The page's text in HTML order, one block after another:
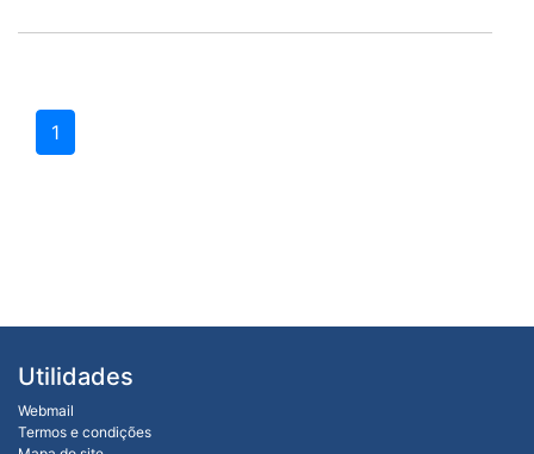
1
Utilidades
Webmail
Termos e condições